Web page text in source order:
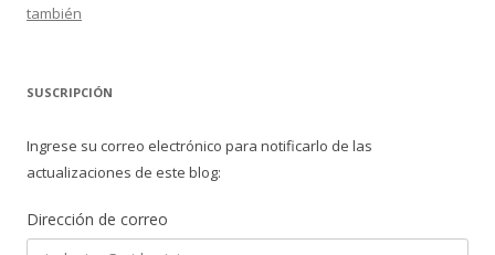
también
SUSCRIPCIÓN
Ingrese su correo electrónico para notificarlo de las
actualizaciones de este blog:
Dirección de correo
Dirección